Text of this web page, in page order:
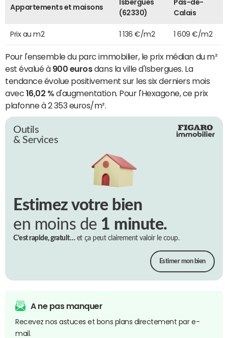
Appartements et maisons
Isbergues
(62330)
Pas-de-
Calais
Prix au m2 1 136 €/m2 1 609 €/m2
Pour l'ensemble du parc immobilier, le prix médian du m²
est évalué à 900 eurosdans la ville d'Isbergues. La
tendance évolue positivement sur les six derniers mois
avec 16,02 % d'augmentation. Pour l'Hexagone, ce prix
plafonne à 2 353 euros/m².
Outils
& Services
Estimez votre bien
en moins de 1 minute.
C’est rapide, gratuit…et ça peut clairement valoir le coup.
Estimer mon bien
A ne pas manquer
Recevez nos astuces et bons plans directement par e-
mail.